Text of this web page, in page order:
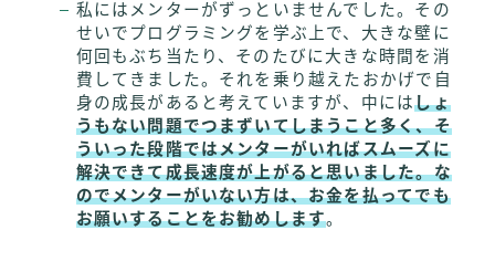
私にはメンターがずっといませんでした。その
せいでプログラミングを学ぶ上で、大きな壁に
何回もぶち当たり、そのたびに大きな時間を消
費してきました。それを乗り越えたおかげで自
身の成長があると考えていますが、中にはしょ
うもない問題でつまずいてしまうこと多く、そ
ういった段階ではメンターがいればスムーズに
解決できて成長速度が上がると思いました。な
のでメンターがいない方は、お金を払ってでも
お願いすることをお勧めします。